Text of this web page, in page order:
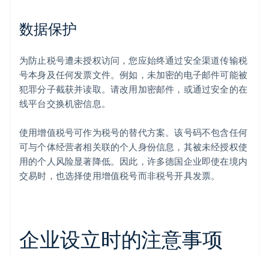
数据保护
为防止税号遭未授权访问，您应始终通过安全渠道传输税
号本身及任何发票文件。例如，未加密的电子邮件可能被
犯罪分子截获并读取。请改用加密邮件，或通过安全的在
线平台交换机密信息。
使用增值税号可作为税号的替代方案。该号码不包含任何
可与个体经营者相关联的个人身份信息，其被未经授权使
用的个人风险显著降低。因此，许多德国企业即使在境内
交易时，也选择使用增值税号而非税号开具发票。
企业设立时的注意事项